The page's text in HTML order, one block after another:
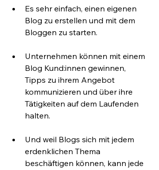
Es sehr einfach, einen eigenen
Blog zu erstellen und mit dem
Bloggen zu starten.
Unternehmen können mit einem
Blog Kund:innen gewinnen,
Tipps zu ihrem Angebot
kommunizieren und über ihre
Tätigkeiten auf dem Laufenden
halten.
Und weil Blogs sich mit jedem
erdenklichen Thema
beschäftigen können, kann jede